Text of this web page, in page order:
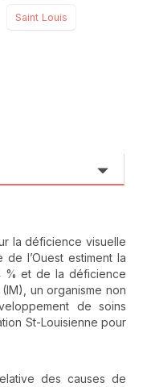
Saint Louis
la déficience visuelle
de l’Ouest estiment la
% et de la déficience
(IM), un organisme non
de soins
St-Louisienne pour
des causes de